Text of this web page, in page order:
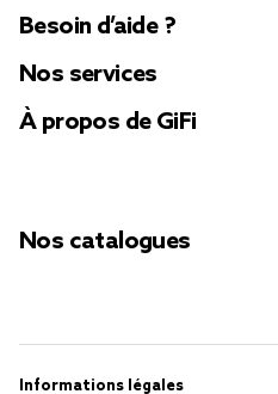
Besoin d’aide ?
Nos services
À propos de GiFi
Nos catalogues
Informations légales